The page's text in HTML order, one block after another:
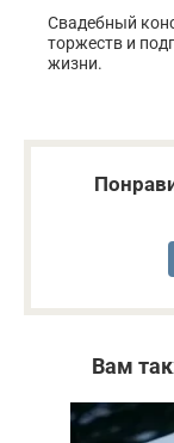
Свадебный
торжеств и
жизни.
Вам